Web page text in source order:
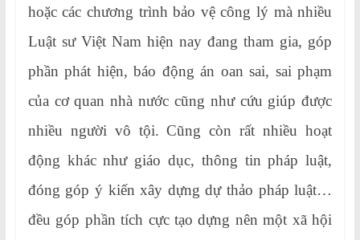
hoặc các chương trình bảo vệ công lý mà nhiều
Luật sư Việt Nam hiện nay đang tham gia, góp
phần phát hiện, báo động án oan sai, sai phạm
của cơ quan nhà nước cũng như cứu giúp được
nhiều người vô tội. Cũng còn rất nhiều hoạt
động khác như giáo dục, thông tin pháp luật,
đóng góp ý kiến xây dựng dự thảo pháp luật…
đều góp phần tích cực tạo dựng nên một xã hội